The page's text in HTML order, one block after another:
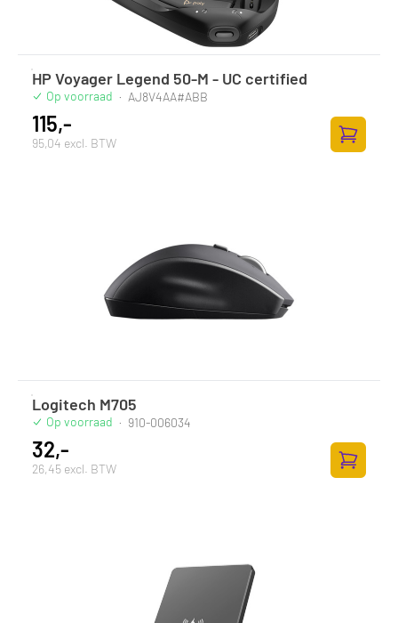
HP Voyager Legend 50-M - UC certified
Op voorraad · AJ8V4AA#ABB
115,-
95,04 excl. BTW
Logitech M705
Op voorraad · 910-006034
32,-
26,45 excl. BTW